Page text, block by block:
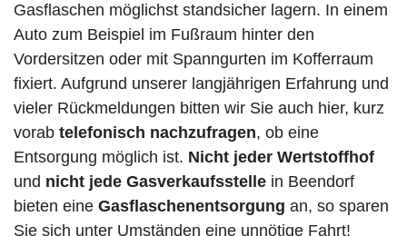
Gasflaschen möglichst standsicher lagern. In einem
Auto zum Beispiel im Fußraum hinter den
Vordersitzen oder mit Spanngurten im Kofferraum
fixiert. Aufgrund unserer langjährigen Erfahrung und
vieler Rückmeldungen bitten wir Sie auch hier, kurz
vorab telefonisch nachzufragen, ob eine
Entsorgung möglich ist. Nicht jeder Wertstoffhof
und nicht jede Gasverkaufsstelle in Beendorf
bieten eine Gasflaschenentsorgung an, so sparen
Sie sich unter Umständen eine unnötige Fahrt!